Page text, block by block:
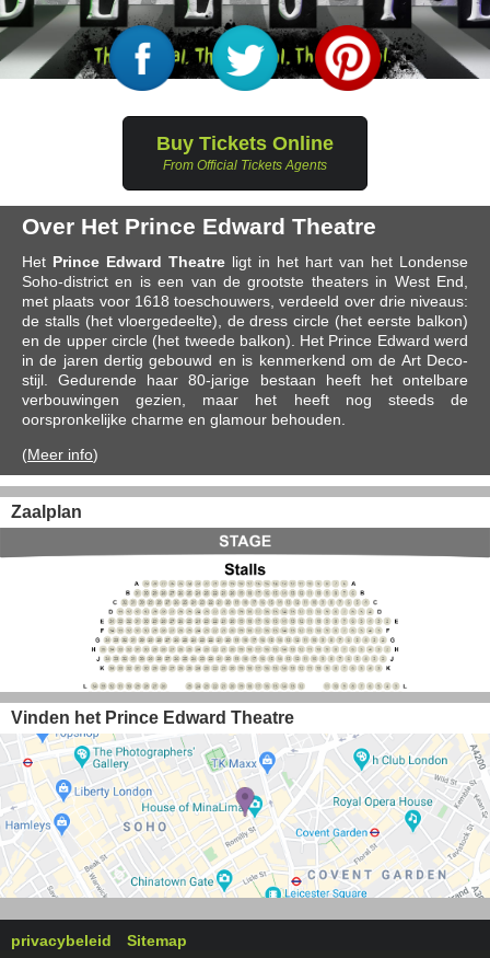
Buy Tickets Online
From Official Tickets Agents
Over Het Prince Edward Theatre
Het Prince Edward Theatre ligt in het hart van het Londense
Soho-district en is een van de grootste theaters in West End,
met plaats voor 1618 toeschouwers, verdeeld over drie niveaus:
de stalls (het vloergedeelte), de dress circle (het eerste balkon)
en de upper circle (het tweede balkon). Het Prince Edward werd
in de jaren dertig gebouwd en is kenmerkend om de Art Deco-
stijl. Gedurende haar 80-jarige bestaan heeft het ontelbare
verbouwingen gezien, maar het heeft nog steeds de
oorspronkelijke charme en glamour behouden.
(Meer info)
Zaalplan
Vinden het Prince Edward Theatre
privacybeleid Sitemap